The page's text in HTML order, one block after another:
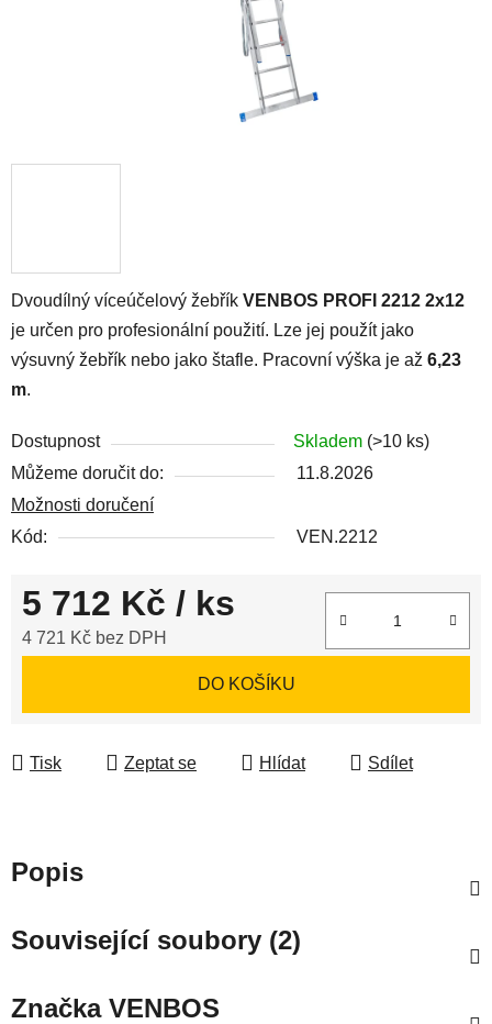
Dvoudílný víceúčelový žebřík VENBOS PROFI 2212 2x12
je určen pro profesionální použití. Lze jej použít jako
výsuvný žebřík nebo jako štafle. Pracovní výška je až 6,23
m.
Dostupnost Skladem (>10 ks)
Můžeme doručit do:
11.8.2026
Možnosti doručení
Kód:
VEN.2212
5 712 Kč / ks
4 721 Kč bez DPH
DO KOŠÍKU
Tisk Zeptat se Hlídat Sdílet
Popis
Související soubory (2)
ZnačkaVENBOS